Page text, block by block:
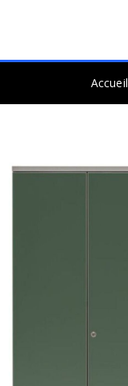
Accueil